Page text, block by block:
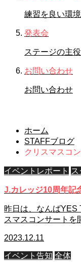
練習を良い環
発表会
ステージの主
お問い合わせ
お問い合わせ
ホーム
STAFFブログ
クリスマスコ
イベントレポート
J.カレッジ10周年記
昨日は、なんばYES
スマスコンサート
2023.12.11
イベント告知 全体